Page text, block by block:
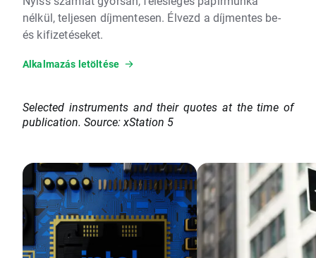
nélkül, teljesen díjmentesen. Élvezd a díjmentes be-
és kifizetéseket.
Alkalmazás letöltése
Selected instruments and their quotes at the time of
publication. Source: xStation 5